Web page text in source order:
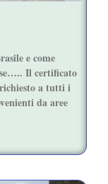
e come
Il certificato
a tutti i
da aree